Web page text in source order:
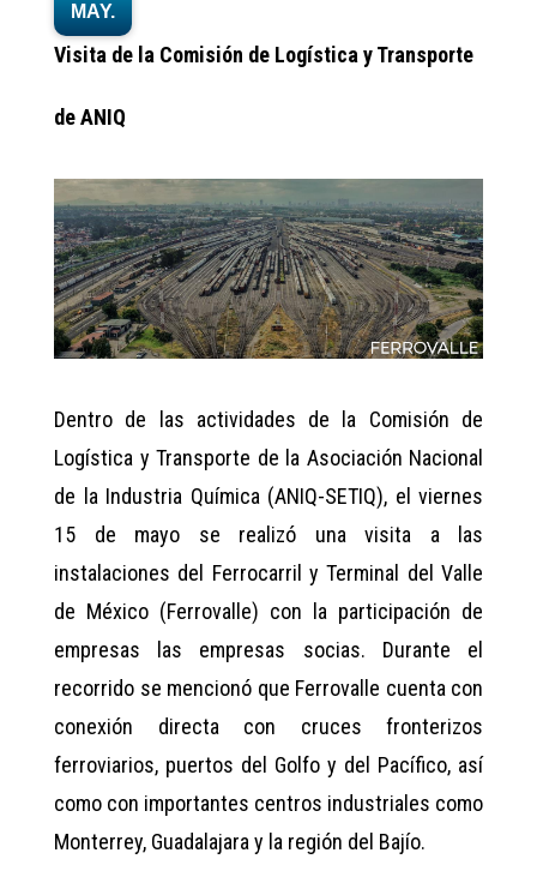
MAY.
Visita de la Comisión de Logística y Transporte
de ANIQ
Dentro de las actividades de la Comisión de
Logística y Transporte de la Asociación Nacional
de la Industria Química (ANIQ-SETIQ), el viernes
15 de mayo se realizó una visita a las
instalaciones del Ferrocarril y Terminal del Valle
de México (Ferrovalle) con la participación de
empresas las empresas socias. Durante el
recorrido se mencionó que Ferrovalle cuenta con
conexión directa con cruces fronterizos
ferroviarios, puertos del Golfo y del Pacífico, así
como con importantes centros industriales como
Monterrey, Guadalajara y la región del Bajío.